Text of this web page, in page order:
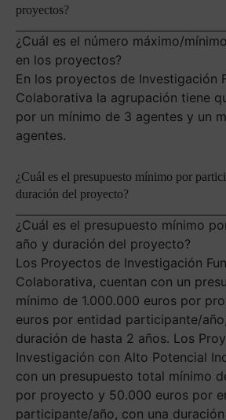
proyectos?
¿Cuál es el número máximo/
en los proyectos?
En los proyectos de Investigación
Colaborativa la agrupación tiene
por un mínimo de 3 agentes y un
agentes.
¿Cuál es el presupuesto mínimo por
duración del proyecto?
¿Cuál es el presupuesto mínimo
año y duración del proyecto?
Los Proyectos de Investigación
Colaborativa, cuentan con un
mínimo de 1.000.000 euros por
euros por entidad participante/
duración de hasta 2 años. Los
Investigación con Alto Potencial
con un presupuesto total mínimo
por proyecto y 50.000 euros por
participante/año, con una